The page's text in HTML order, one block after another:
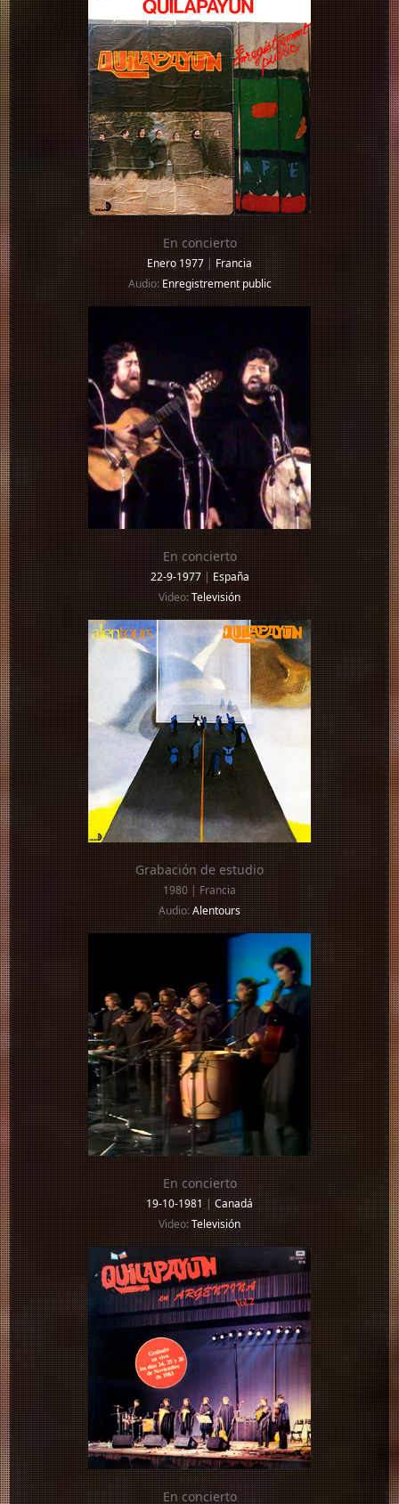
En concierto
Enero 1977|Francia
Audio:Enregistrement public
En concierto
22-9-1977|España
Video:Televisión
Grabación de estudio
1980 | Francia
Audio:Alentours
En concierto
19-10-1981|Canadá
Video:Televisión
En concierto